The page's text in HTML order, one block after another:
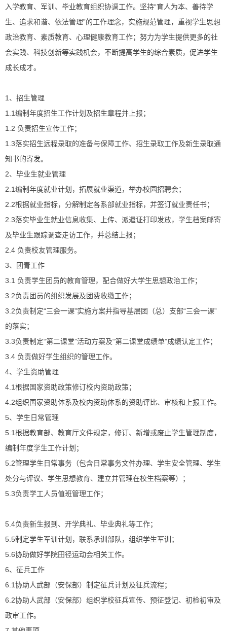
入学教育、军训、毕业教育组织协调工作。坚持“育人为本、善待学
生、追求和谐、依法管理”的工作理念，实施规范管理，重视学生思想
政治教育、素质教育、心理健康教育工作；努力为学生提供更多的社
会实践、科技创新等实践机会，不断提高学生的综合素质，促进学生
成长成才。
1、招生管理
1.1编制年度招生工作计划及招生章程并上报；
1.2 负责招生宣传工作；
1.3落实招生远程录取的准备与保障工作、招生录取工作及新生录取通
知书的寄发。
2、毕业生就业管理
2.1编制年度就业计划，拓展就业渠道，举办校园招聘会；
2.2根据就业指标，分解制定各系部就业指标，并签订就业责任书；
2.3落实毕业生就业信息收集、上传、派遣证打印发放，学生档案邮寄
及毕业生跟踪调查走访工作，并总结上报；
2.4 负责校友管理服务。
3、团青工作
3.1 负责学生团员的教育管理，配合做好大学生思想政治工作；
3.2负责团员的组织发展及团费收缴工作；
3.2负责制定“三会一课”实施方案并指导基层团（总）支部“三会一课”
的落实；
3.3负责制定“第二课堂”活动方案及“第二课堂成绩单”成绩认定工作；
3.4 负责做好学生组织的管理工作。
4、学生资助管理
4.1根据国家资助政策修订校内资助政策；
4.2组织国家资助体系及校内资助体系的资助评比、审核和上报工作。
5、学生日常管理
5.1根据教育部、教育厅文件规定，修订、新增或废止学生管理制度，
编制年度学生工作计划；
5.2管理学生日常事务（包含日常事务文件办理、学生安全管理、学生
处分与评议、学生思想教育、建立并管理在校生档案等）；
5.3负责学工人员值班管理工作；
5.4负责新生报到、开学典礼、毕业典礼等工作；
5.5制定学生军训计划，联系承训部队，组织学生军训；
5.6协助做好学院田径运动会相关工作。
6、征兵工作
6.1协助人武部（安保部）制定征兵计划及征兵流程；
6.2协助人武部（安保部）组织学校征兵宣传、预征登记、初检初审及
政审工作。